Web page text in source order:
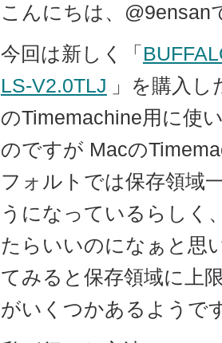
こんにちは、@9ensan
今回は新しく「
LS-V2.0TLJ 」を購入
のTimemachine用に使
のですが Macの
フォルトでは保存領域
うになっているらしく
たらいいのになぁと思
てみると保存領域に上
がいくつかあるようで